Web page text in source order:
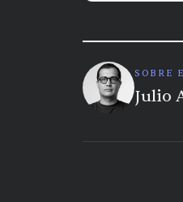
SOBRE
Julio